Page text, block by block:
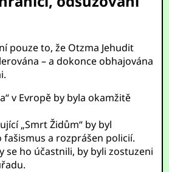
pouze to, že Otzma Jehudit
– a dokonce obhajována
v Evropě by byla okamžitě
„Smrt Židům“ by byl
fašismus a rozprášen policií.
se ho účastnili, by byli zostuzeni